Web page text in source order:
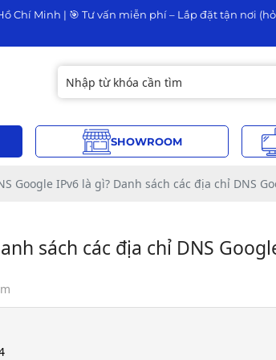
Chí Minh | 🎯 Tư vấn miễn phí – Lắp đặt tận nơi
SHOWROOM
Google IPv6 là gì? Danh sách các địa chỉ DNS
sách các địa chỉ DNS